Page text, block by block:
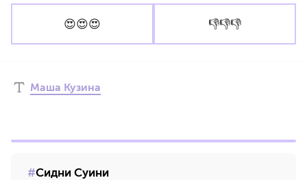
😍😍😍 👎👎👎
Маша Кузина
Сидни Суини